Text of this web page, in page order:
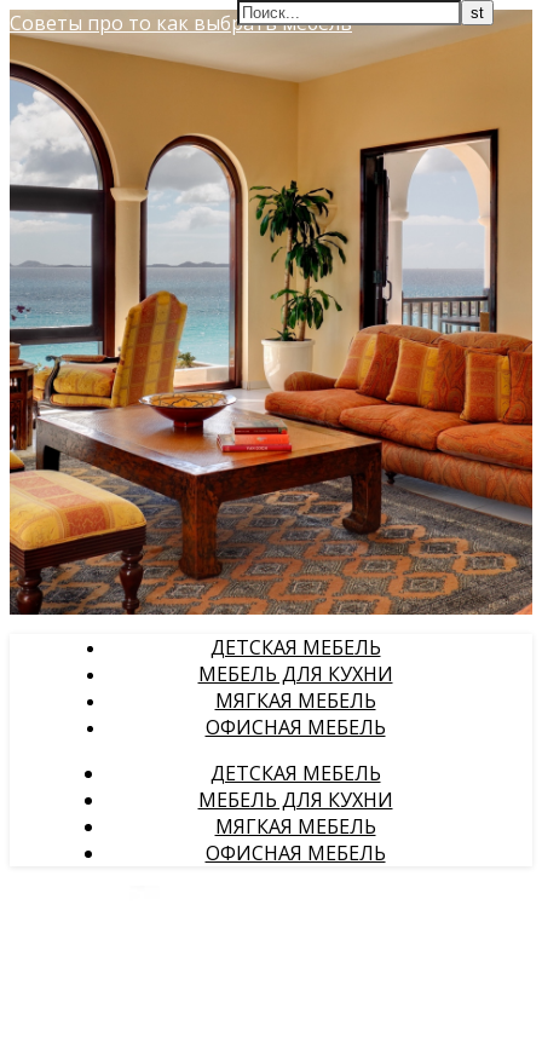
Советы про то как выбрать мебель
ДЕТСКАЯ МЕБЕЛЬ
МЕБЕЛЬ ДЛЯ КУХНИ
МЯГКАЯ МЕБЕЛЬ
ОФИСНАЯ МЕБЕЛЬ
ДЕТСКАЯ МЕБЕЛЬ
МЕБЕЛЬ ДЛЯ КУХНИ
МЯГКАЯ МЕБЕЛЬ
ОФИСНАЯ МЕБЕЛЬ